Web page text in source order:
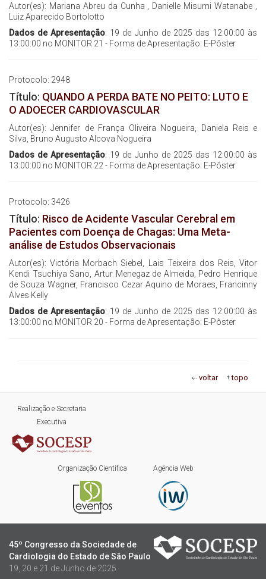
Autor(es): Mariana Abreu da Cunha , Danielle Misumi Watanabe ,
Luiz Aparecido Bortolotto
Dados de Apresentação: 19 de Junho de 2025 das 12:00:00 às
13:00:00 no MONITOR 21 - Forma de Apresentação: E-Pôster
Protocolo: 2948
Título: QUANDO A PERDA BATE NO PEITO: LUTO E
O ADOECER CARDIOVASCULAR
Autor(es): Jennifer de França Oliveira Nogueira, Daniela Reis e
Silva, Bruno Augusto Alcova Nogueira
Dados de Apresentação: 19 de Junho de 2025 das 12:00:00 às
13:00:00 no MONITOR 22 - Forma de Apresentação: E-Pôster
Protocolo: 3426
Título: Risco de Acidente Vascular Cerebral em
Pacientes com Doença de Chagas: Uma Meta-
análise de Estudos Observacionais
Autor(es): Victória Morbach Siebel, Lais Teixeira dos Reis, Vitor
Kendi Tsuchiya Sano, Artur Menegaz de Almeida, Pedro Henrique
de Souza Wagner, Francisco Cezar Aquino de Moraes, Francinny
Alves Kelly
Dados de Apresentação: 19 de Junho de 2025 das 12:00:00 às
13:00:00 no MONITOR 20 - Forma de Apresentação: E-Pôster
voltar topo
Realização e Secretaria
Executiva
Organização Científica Agência Web
45º Congresso da Sociedade de
Cardiologia do Estado de São Paulo
19, 20 e 21 de Junho de 2025